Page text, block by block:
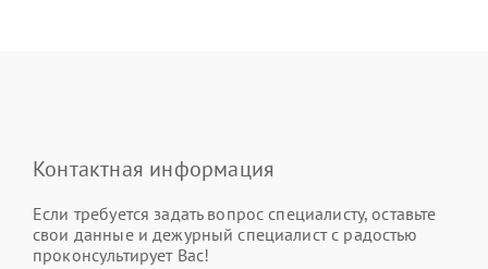
Контактная информация
Если требуется задать вопрос специалисту, оставьте
свои данные и дежурный специалист с радостью
проконсультирует Вас!